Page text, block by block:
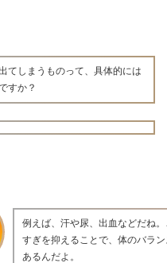
てしまうものって、具体的には
すか？
例えば、汗や尿、出血などだね
すぎを抑えることで、体のバラ
あるんだよ。